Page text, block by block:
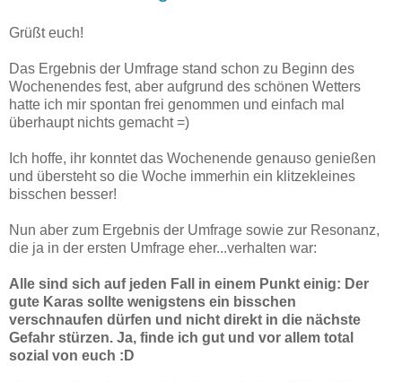
Grüßt euch!
Das Ergebnis der Umfrage stand schon zu Beginn des
Wochenendes fest, aber aufgrund des schönen Wetters
hatte ich mir spontan frei genommen und einfach mal
überhaupt nichts gemacht =)
Ich hoffe, ihr konntet das Wochenende genauso genießen
und übersteht so die Woche immerhin ein klitzekleines
bisschen besser!
Nun aber zum Ergebnis der Umfrage sowie zur Resonanz,
die ja in der ersten Umfrage eher...verhalten war:
Alle sind sich auf jeden Fall in einem Punkt einig: Der
gute Karas sollte wenigstens ein bisschen
verschnaufen dürfen und nicht direkt in die nächste
Gefahr stürzen. Ja, finde ich gut und vor allem total
sozial von euch :D